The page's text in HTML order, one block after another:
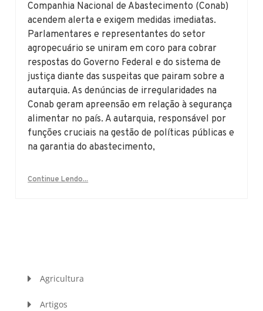
Companhia Nacional de Abastecimento (Conab)
acendem alerta e exigem medidas imediatas.
Parlamentares e representantes do setor
agropecuário se uniram em coro para cobrar
respostas do Governo Federal e do sistema de
justiça diante das suspeitas que pairam sobre a
autarquia. As denúncias de irregularidades na
Conab geram apreensão em relação à segurança
alimentar no país. A autarquia, responsável por
funções cruciais na gestão de políticas públicas e
na garantia do abastecimento,
Continue Lendo...
Agricultura
Artigos